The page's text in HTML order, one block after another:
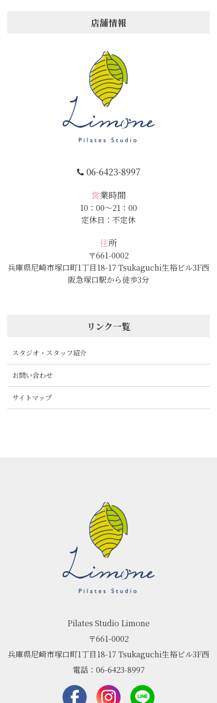
店舗情報
06-6423-8997
営業時間
10：00～21：00
定休日：不定休
住所
〒661-0002
兵庫県尼崎市塚口町1丁目18-17 Tsukaguchi生裕ビル3F西
阪急塚口駅から徒歩3分
リンク一覧
スタジオ・スタッフ紹介
お問い合わせ
サイトマップ
Pilates Studio Limone
〒661-0002
兵庫県尼崎市塚口町1丁目18-17 Tsukaguchi生裕ビル3F西
電話：06-6423-8997